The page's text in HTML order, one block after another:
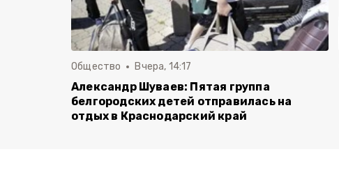
Общество Вчера, 14:17
Александр Шуваев: Пятая группа
белгородских детей отправилась на
отдых в Краснодарский край